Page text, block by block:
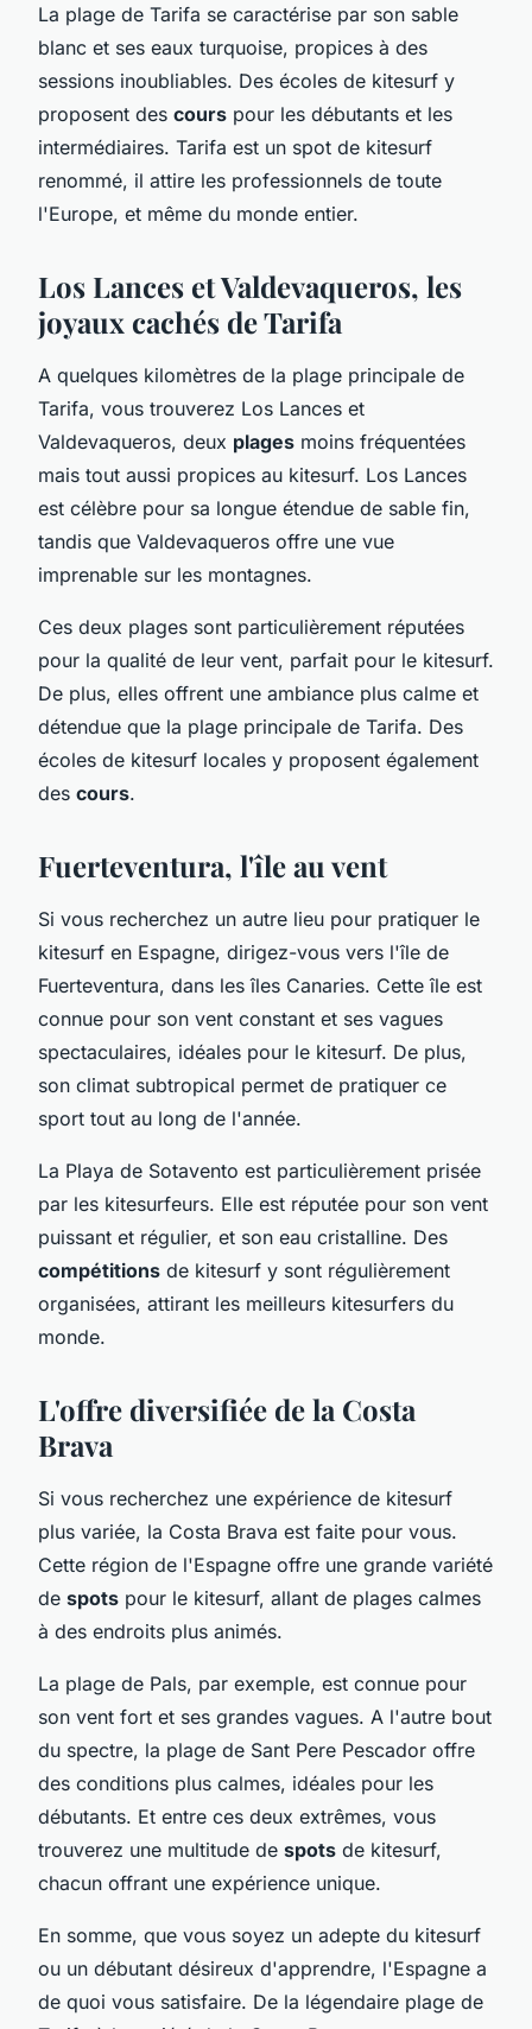
La plage de Tarifa se caractérise par son sable
blanc et ses eaux turquoise, propices à des
sessions inoubliables. Des écoles de kitesurf y
proposent des cours pour les débutants et les
intermédiaires. Tarifa est un spot de kitesurf
renommé, il attire les professionnels de toute
l'Europe, et même du monde entier.
Los Lances et Valdevaqueros, les
joyaux cachés de Tarifa
A quelques kilomètres de la plage principale de
Tarifa, vous trouverez Los Lances et
Valdevaqueros, deux plages moins fréquentées
mais tout aussi propices au kitesurf. Los Lances
est célèbre pour sa longue étendue de sable fin,
tandis que Valdevaqueros offre une vue
imprenable sur les montagnes.
Ces deux plages sont particulièrement réputées
pour la qualité de leur vent, parfait pour le kitesurf.
De plus, elles offrent une ambiance plus calme et
détendue que la plage principale de Tarifa. Des
écoles de kitesurf locales y proposent également
des cours.
Fuerteventura, l'île au vent
Si vous recherchez un autre lieu pour pratiquer le
kitesurf en Espagne, dirigez-vous vers l'île de
Fuerteventura, dans les îles Canaries. Cette île est
connue pour son vent constant et ses vagues
spectaculaires, idéales pour le kitesurf. De plus,
son climat subtropical permet de pratiquer ce
sport tout au long de l'année.
La Playa de Sotavento est particulièrement prisée
par les kitesurfeurs. Elle est réputée pour son vent
puissant et régulier, et son eau cristalline. Des
compétitions de kitesurf y sont régulièrement
organisées, attirant les meilleurs kitesurfers du
monde.
L'offre diversifiée de la Costa
Brava
Si vous recherchez une expérience de kitesurf
plus variée, la Costa Brava est faite pour vous.
Cette région de l'Espagne offre une grande variété
de spots pour le kitesurf, allant de plages calmes
à des endroits plus animés.
La plage de Pals, par exemple, est connue pour
son vent fort et ses grandes vagues. A l'autre bout
du spectre, la plage de Sant Pere Pescador offre
des conditions plus calmes, idéales pour les
débutants. Et entre ces deux extrêmes, vous
trouverez une multitude de spots de kitesurf,
chacun offrant une expérience unique.
En somme, que vous soyez un adepte du kitesurf
ou un débutant désireux d'apprendre, l'Espagne a
de quoi vous satisfaire. De la légendaire plage de